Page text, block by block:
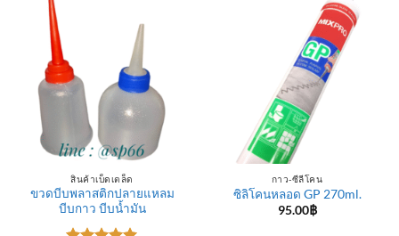
สินค้าเบ็ดเตล็ด
ขวดบีบพลาสติกปลายแหลม
บีบกาว บีบน้ำมัน
กาว-ซีลีโคน
ซิลิโคนหลอด GP 270ml.
95.00฿